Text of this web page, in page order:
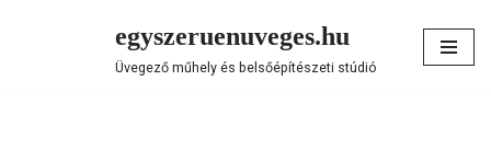
egyszeruenuveges.hu
Üvegező műhely és belsőépítészeti stúdió